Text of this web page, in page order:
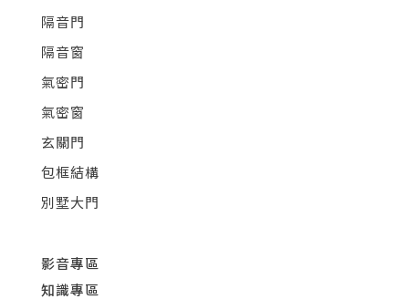
隔音門
隔音窗
氣密門
氣密窗
玄關門
包框結構
別墅大門
影音專區
知識專區